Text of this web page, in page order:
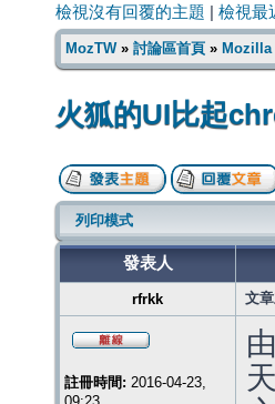
檢視沒有回覆的主題 檢視最
MozTW» 討論區首頁 » Mozilla
火狐的UI比起
列印模式
發表人
rfrkk 文
註冊時間: 2016-04-23,